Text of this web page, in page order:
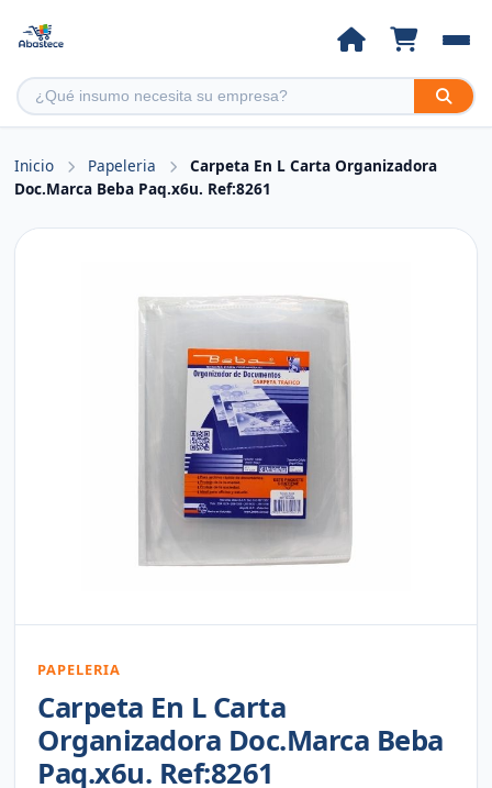
Inicio Papeleria
Carpeta En L Carta Organizadora
Doc.Marca Beba Paq.x6u. Ref:8261
PAPELERIA
Carpeta En L Carta
Organizadora Doc.Marca Beba
Paq.x6u. Ref:8261